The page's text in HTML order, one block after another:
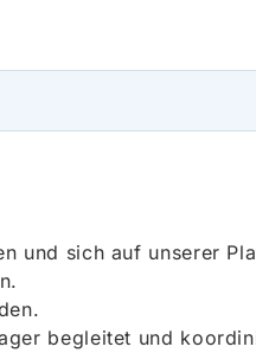
und sich auf unserer
begleitet und